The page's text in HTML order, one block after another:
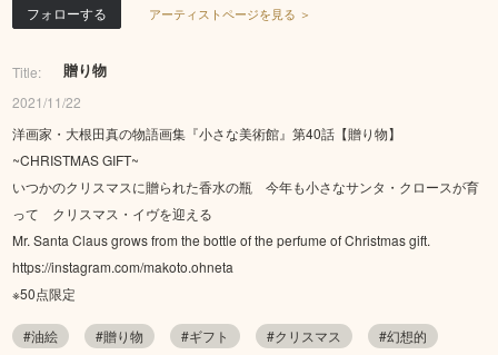
フォローする アーティストページを見る ＞
Title: 贈り物
2021/11/22
洋画家・大根田真の物語画集『小さな美術館』第40話【贈り物】
~CHRISTMAS GIFT~
いつかのクリスマスに贈られた香水の瓶 今年も小さなサンタ・クロースが育
って クリスマス・イヴを迎える
Mr. Santa Claus grows from the bottle of the perfume of Christmas gift.
https://instagram.com/makoto.ohneta
※50点限定
#油絵 #贈り物 #ギフト #クリスマス
#幻想的